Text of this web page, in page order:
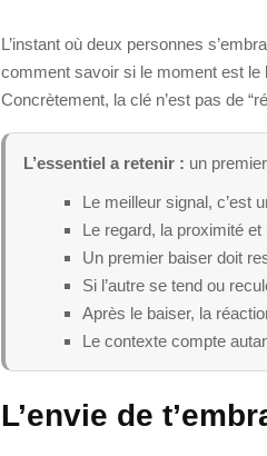
L’instant où deux personnes
comment savoir si le moment est le
Concrètement, la clé n’est pas de
L’essentiel a retenir : un
Le meilleur signal, c’est
Le regard, la proximité
Un premier baiser doit
Si l’autre se tend ou
Après le baiser, la
Le contexte compte
L’envie de